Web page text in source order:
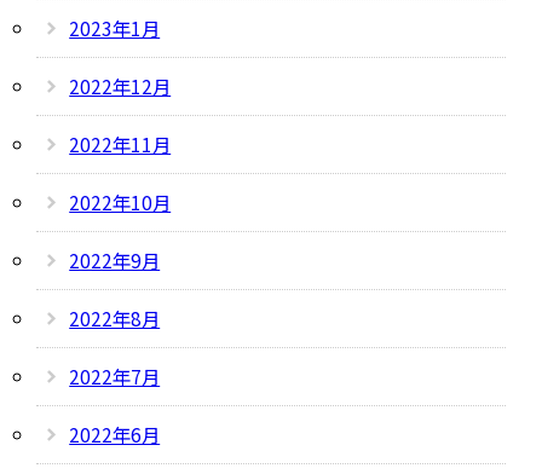
2023年1月
2022年12月
2022年11月
2022年10月
2022年9月
2022年8月
2022年7月
2022年6月